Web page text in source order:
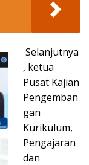
Selanjutnya
, ketua
Pusat Kajian
Pengemban
gan
Kurikulum,
Pengajaran
dan